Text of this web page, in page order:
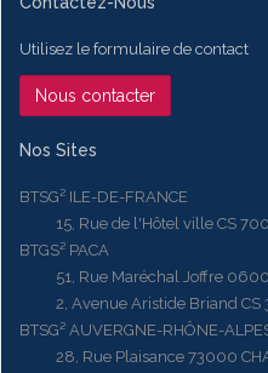
Utilisez le formulaire de contact
Nous contacter
Nos Sites
BTSG² ILE-DE-FRANCE
15, Rue de l'Hôtel ville CS
BTGS² PACA
51, Rue Maréchal Joffre
2, Avenue Aristide Briand CS
BTSG² AUVERGNE-RHÔNE-
28, Rue Plaisance 73000